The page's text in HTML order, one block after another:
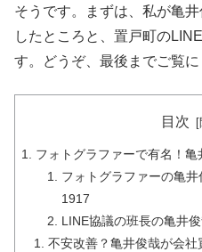
そうです。まずは、私が亀
したところと、置戸町の
す。どうぞ、最後までご覧に
目次
フォトグラファーで有名！
フォトグラファーの亀
1917
LINE協議の班長の亀井
不安改善？亀井俊哉が会